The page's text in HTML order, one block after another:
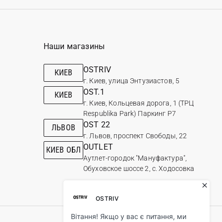
Наши магазины
КИЕВ OSTRIV
г. Киев, улица Энтузиастов, 5
КИЕВ OST.1
г. Киев, Кольцевая дорога, 1 (ТРЦ
Respublika Park) Паркинг Р7
ЛЬВОВ OST 22
г. Львов, проспект Свободы, 22
КИЕВ ОБЛ OUTLET
Аутлет-городок "Мануфактура",
Обуховское шоссе 2, с. Ходосовка